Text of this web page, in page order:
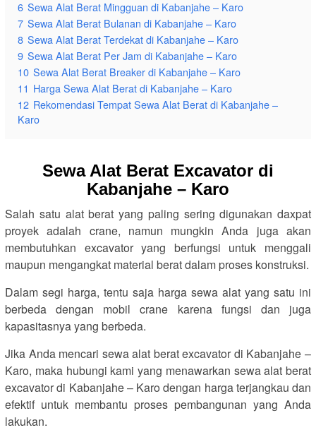
6 Sewa Alat Berat Mingguan di Kabanjahe – Karo
7 Sewa Alat Berat Bulanan di Kabanjahe – Karo
8 Sewa Alat Berat Terdekat di Kabanjahe – Karo
9 Sewa Alat Berat Per Jam di Kabanjahe – Karo
10 Sewa Alat Berat Breaker di Kabanjahe – Karo
11 Harga Sewa Alat Berat di Kabanjahe – Karo
12 Rekomendasi Tempat Sewa Alat Berat di Kabanjahe –
Karo
Sewa Alat Berat Excavator di
Kabanjahe – Karo
Salah satu alat berat yang paling sering digunakan daxpat
proyek adalah crane, namun mungkin Anda juga akan
membutuhkan excavator yang berfungsi untuk menggali
maupun mengangkat material berat dalam proses konstruksi.
Dalam segi harga, tentu saja harga sewa alat yang satu ini
berbeda dengan mobil crane karena fungsi dan juga
kapasitasnya yang berbeda.
Jika Anda mencari sewa alat berat excavator di Kabanjahe –
Karo, maka hubungi kami yang menawarkan sewa alat berat
excavator di Kabanjahe – Karo dengan harga terjangkau dan
efektif untuk membantu proses pembangunan yang Anda
lakukan.